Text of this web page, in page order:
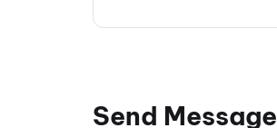
Send Message